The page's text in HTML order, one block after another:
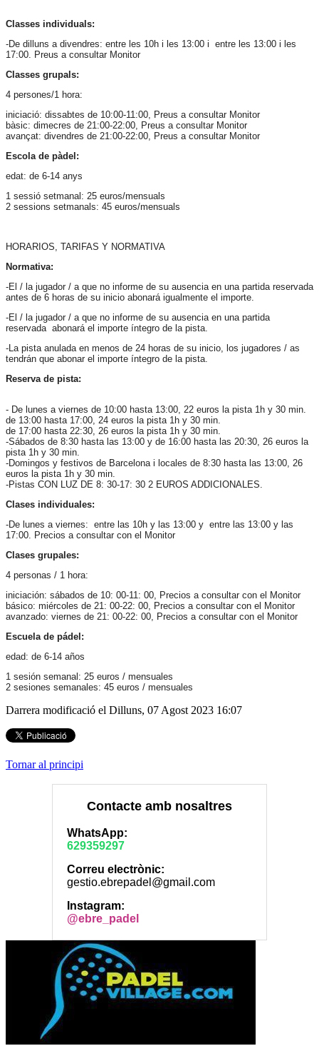
Classes individuals:
-De dilluns a divendres: entre les 10h i les 13:00 i entre les 13:00 i les
17:00. Preus a consultar Monitor
Classes grupals:
4 persones/1 hora:
iniciació: dissabtes de 10:00-11:00, Preus a consultar Monitor
bàsic: dimecres de 21:00-22:00, Preus a consultar Monitor
avançat: divendres de 21:00-22:00, Preus a consultar Monitor
Escola de pàdel:
edat: de 6-14 anys
1 sessió setmanal: 25 euros/mensuals
2 sessions setmanals: 45 euros/mensuals
HORARIOS, TARIFAS Y NORMATIVA
Normativa:
-El / la jugador / a que no informe de su ausencia en una partida reservada
antes de 6 horas de su inicio abonará igualmente el importe.
-El / la jugador / a que no informe de su ausencia en una partida
reservada abonará el importe íntegro de la pista.
-La pista anulada en menos de 24 horas de su inicio, los jugadores / as
tendrán que abonar el importe íntegro de la pista.
Reserva de pista:
- De lunes a viernes de 10:00 hasta 13:00, 22 euros la pista 1h y 30 min.
de 13:00 hasta 17:00, 24 euros la pista 1h y 30 min.
de 17:00 hasta 22:30, 26 euros la pista 1h y 30 min.
-Sábados de 8:30 hasta las 13:00 y de 16:00 hasta las 20:30, 26 euros la
pista 1h y 30 min.
-Domingos y festivos de Barcelona i locales de 8:30 hasta las 13:00, 26
euros la pista 1h y 30 min.
-Pistas CON LUZ DE 8: 30-17: 30 2 EUROS ADDICIONALES.
Clases individuales:
-De lunes a viernes: entre las 10h y las 13:00 y entre las 13:00 y las
17:00. Precios a consultar con el Monitor
Clases grupales:
4 personas / 1 hora:
iniciación: sábados de 10: 00-11: 00, Precios a consultar con el Monitor
básico: miércoles de 21: 00-22: 00, Precios a consultar con el Monitor
avanzado: viernes de 21: 00-22: 00, Precios a consultar con el Monitor
Escuela de pádel:
edad: de 6-14 años
1 sesión semanal: 25 euros / mensuales
2 sesiones semanales: 45 euros / mensuales
Darrera modificació el Dilluns, 07 Agost 2023 16:07
Tornar al principi
Contacte amb nosaltres
WhatsApp:
629359297
Correu electrònic:
gestio.ebrepadel@gmail.com
Instagram:
@ebre_padel